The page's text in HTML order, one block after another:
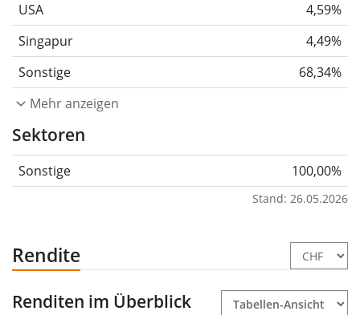
USA
4,59%
Singapur
4,49%
Sonstige
68,34%
Mehr anzeigen
Sektoren
Sonstige 100,00%
Stand: 26.05.2026
Rendite
Renditen im Überblick